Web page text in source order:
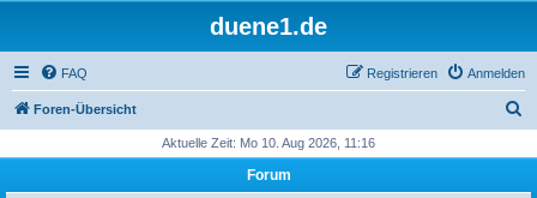
duene1.de
FAQ Anmelden
Registrieren
Foren-Übersicht
h
Aktuelle Zeit: Mo 10. Aug 2026, 11:16
Forum